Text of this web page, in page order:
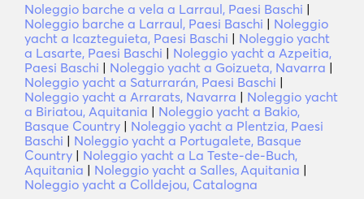
Noleggio barche a vela a Larraul, Paesi Baschi |
Noleggio barche a Larraul, Paesi Baschi | Noleggio
yacht a Icazteguieta, Paesi Baschi | Noleggio yacht
a Lasarte, Paesi Baschi | Noleggio yacht a Azpeitia,
Paesi Baschi | Noleggio yacht a Goizueta, Navarra |
Noleggio yacht a Saturrarán, Paesi Baschi |
Noleggio yacht a Arrarats, Navarra | Noleggio yacht
a Biriatou, Aquitania | Noleggio yacht a Bakio,
Basque Country | Noleggio yacht a Plentzia, Paesi
Baschi | Noleggio yacht a Portugalete, Basque
Country | Noleggio yacht a La Teste-de-Buch,
Aquitania | Noleggio yacht a Salles, Aquitania |
Noleggio yacht a Colldejou, Catalogna